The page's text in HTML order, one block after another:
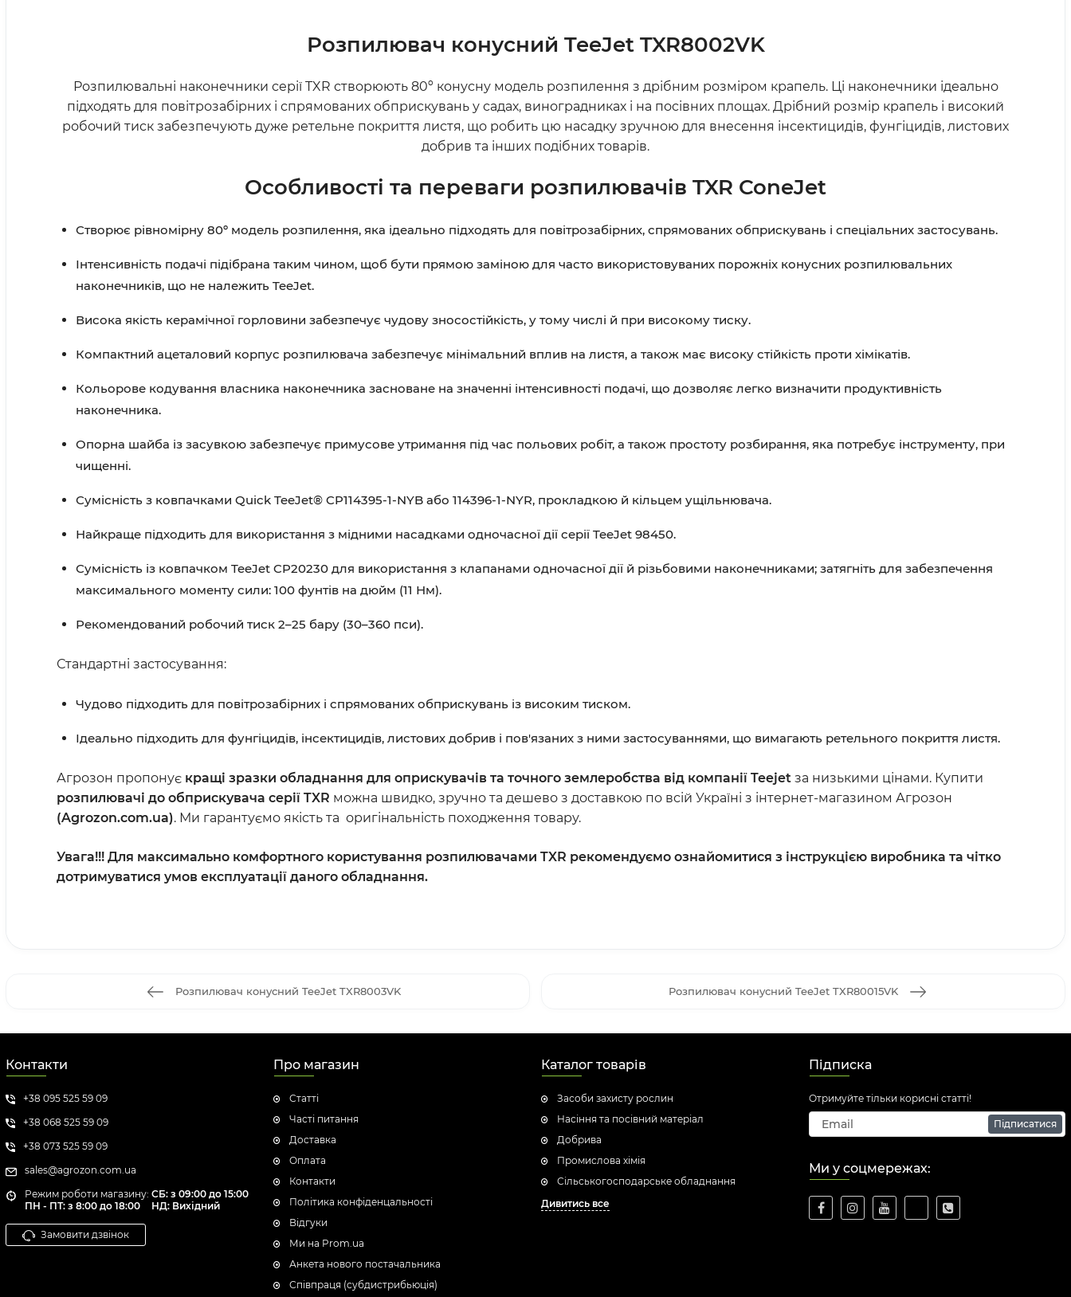
Розпилювач конусний TeeJet TXR8002VK
Розпилювальні наконечники серії TXR створюють 80º конусну модель розпилення з дрібним розміром крапель. Ці наконечники ідеально
підходять для повітрозабірних і спрямованих обприскувань у садах, виноградниках і на посівних площах. Дрібний розмір крапель і високий
робочий тиск забезпечують дуже ретельне покриття листя, що робить цю насадку зручною для внесення інсектицидів, фунгіцидів, листових
добрив та інших подібних товарів.
Особливості та переваги розпилювачів TXR ConeJet
Створює рівномірну 80º модель розпилення, яка ідеально підходять для повітрозабірних, спрямованих обприскувань і спеціальних застосувань.
Інтенсивність подачі підібрана таким чином, щоб бути прямою заміною для часто використовуваних порожніх конусних розпилювальних
наконечників, що не належить TeeJet.
Висока якість керамічної горловини забезпечує чудову зносостійкість, у тому числі й при високому тиску.
Компактний ацеталовий корпус розпилювача забезпечує мінімальний вплив на листя, а також має високу стійкість проти хімікатів.
Кольорове кодування власника наконечника засноване на значенні інтенсивності подачі, що дозволяє легко визначити продуктивність
наконечника.
Опорна шайба із засувкою забезпечує примусове утримання під час польових робіт, а також простоту розбирання, яка потребує інструменту, при
чищенні.
Сумісність з ковпачками Quick TeeJet® CP114395-1-NYB або 114396-1-NYR, прокладкою й кільцем ущільнювача.
Найкраще підходить для використання з мідними насадками одночасної дії серії TeeJet 98450.
Сумісність із ковпачком TeeJet CP20230 для використання з клапанами одночасної дії й різьбовими наконечниками; затягніть для забезпечення
максимального моменту сили: 100 фунтів на дюйм (11 Нм).
Рекомендований робочий тиск 2–25 бару (30–360 пси).
Стандартні застосування:
Чудово підходить для повітрозабірних і спрямованих обприскувань із високим тиском.
Ідеально підходить для фунгіцидів, інсектицидів, листових добрив і пов'язаних з ними застосуваннями, що вимагають ретельного покриття листя.
Агрозон пропонує кращі зразки обладнання для оприскувачів та точного землеробства від компанії Teejet за низькими цінами. Купити
розпилювачі до обприскувача серії TXR можна швидко, зручно та дешево з доставкою по всій Україні з інтернет-магазином Агрозон
(Agrozon.com.ua). Ми гарантуємо якість та оригінальність походження товару.
Увага!!! Для максимально комфортного користування розпилювачами TXR рекомендуємо ознайомитися з інструкцією виробника та чітко
дотримуватися умов експлуатації даного обладнання.
Розпилювач конусний TeeJet TXR8003VK Розпилювач конусний TeeJet TXR80015VK
Контакти
+38 095 525 59 09
+38 068 525 59 09
+38 073 525 59 09
sales@agrozon.com.ua
Режим роботи магазину:
ПН - ПТ: з 8:00 до 18:00
СБ: з 09:00 до 15:00
НД: Вихідний
Замовити дзвінок
Про магазин
Статті
Часті питання
Доставка
Оплата
Контакти
Політика конфіденцальності
Відгуки
Ми на Prom.ua
Анкета нового постачальника
Співпраця (субдистрибьюція)
Каталог товарів
Засоби захисту рослин
Насіння та посівний матеріал
Добрива
Промислова хімія
Сільськогосподарське обладнання
Дивитись все
Підписка
Отримуйте тільки корисні статті!
Підписатися
Ми у соцмережах: